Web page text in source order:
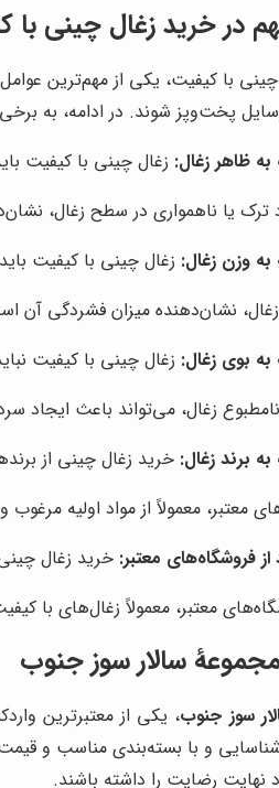
در خرید زغال چینی با
با کیفیت، یکی از مهم‌ترین
پخت‌وپز شوند. در ادامه، به
به ظاهر زغال: زغال چینی با کیفیت
ترک یا ناهمواری در سطح زغال،
به وزن زغال: زغال چینی با کیفیت
نشان‌دهنده میزان فشردگی آن
به بوی زغال: زغال چینی با کیفیت
زغال، می‌تواند باعث ایجاد
برند زغال: خرید زغال چینی از
معتبر، معمولاً از مواد اولیه
فروشگاه‌های معتبر: خرید زغال
معتبر، معمولاً زغال‌های با
سالار سوز جنوب
سوز جنوب، یکی از معتبرترین
شناسایی و با بسته‌بندی مناسب و
نهایت رضایت را داشته باشند.